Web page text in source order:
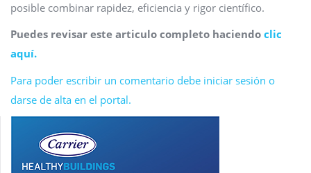
posible combinar rapidez, eficiencia y rigor científico.
Puedes revisar este articulo completo haciendo clic
aquí.
Para poder escribir un comentario debe iniciar sesión o
darse de alta en el portal.